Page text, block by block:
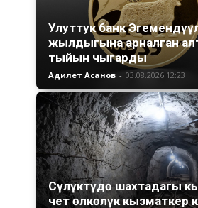
Улуттук банк
жылдыгына арналган
тыйын чыгарды
Адилет Асанов - 03.08.2026 12:23
Сүлүктүдө шахтадагы
чет өлкөлүк кызматкер